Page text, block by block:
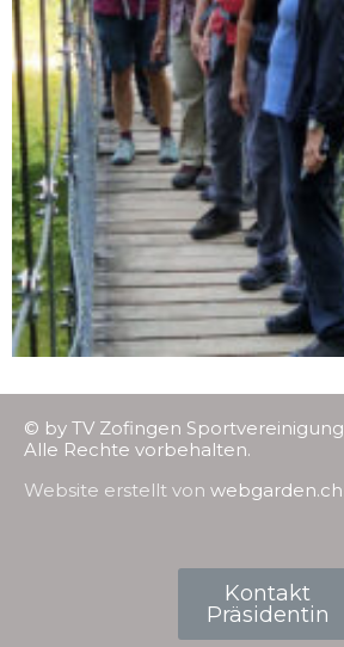
© by TV Zofingen Sportvereinigung
Alle Rechte vorbehalten.
Website erstellt von webgarden.ch
Kontakt
Präsidentin